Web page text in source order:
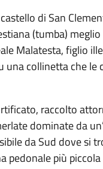
di San
(tumba)
Malatesta, figlio
collinetta che le
raccolto
dominate da
da Sud dove si
pedonale più